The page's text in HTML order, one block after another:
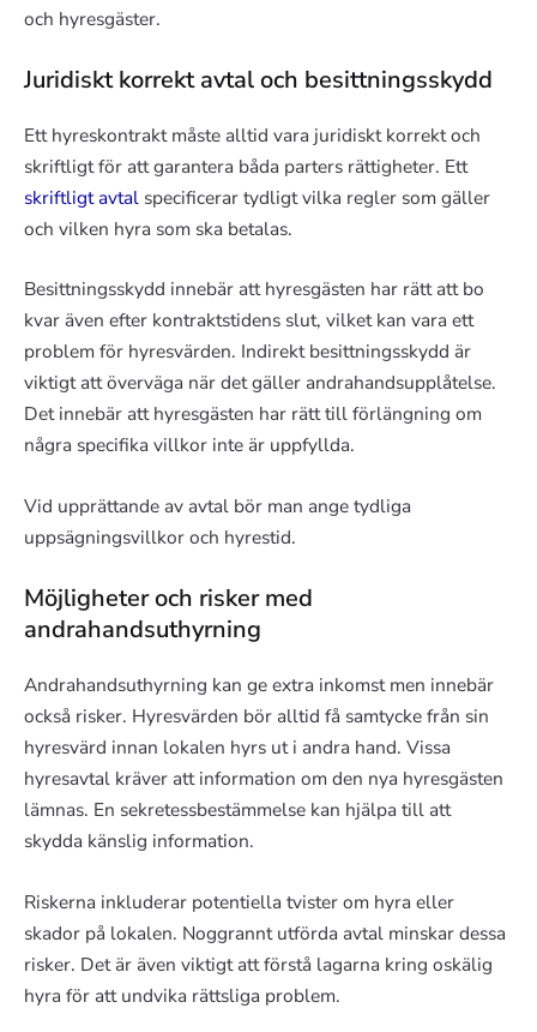
och hyresgäster.
Juridiskt korrekt avtal och besittningsskydd
Ett hyreskontrakt måste alltid vara juridiskt korrekt och
skriftligt för att garantera båda parters rättigheter. Ett
skriftligt avtal specificerar tydligt vilka regler som gäller
och vilken hyra som ska betalas.
Besittningsskydd innebär att hyresgästen har rätt att bo
kvar även efter kontraktstidens slut, vilket kan vara ett
problem för hyresvärden. Indirekt besittningsskydd är
viktigt att överväga när det gäller andrahandsupplåtelse.
Det innebär att hyresgästen har rätt till förlängning om
några specifika villkor inte är uppfyllda.
Vid upprättande av avtal bör man ange tydliga
uppsägningsvillkor och hyrestid.
Möjligheter och risker med
andrahandsuthyrning
Andrahandsuthyrning kan ge extra inkomst men innebär
också risker. Hyresvärden bör alltid få samtycke från sin
hyresvärd innan lokalen hyrs ut i andra hand. Vissa
hyresavtal kräver att information om den nya hyresgästen
lämnas. En sekretessbestämmelse kan hjälpa till att
skydda känslig information.
Riskerna inkluderar potentiella tvister om hyra eller
skador på lokalen. Noggrannt utförda avtal minskar dessa
risker. Det är även viktigt att förstå lagarna kring oskälig
hyra för att undvika rättsliga problem.